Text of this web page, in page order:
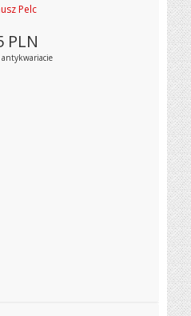
Pelc
PLN
antykwariacie